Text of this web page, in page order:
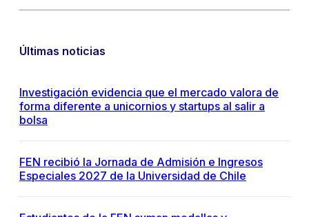
Últimas noticias
Investigación evidencia que el mercado valora de
forma diferente a unicornios y startups al salir a
bolsa
FEN recibió la Jornada de Admisión e Ingresos
Especiales 2027 de la Universidad de Chile